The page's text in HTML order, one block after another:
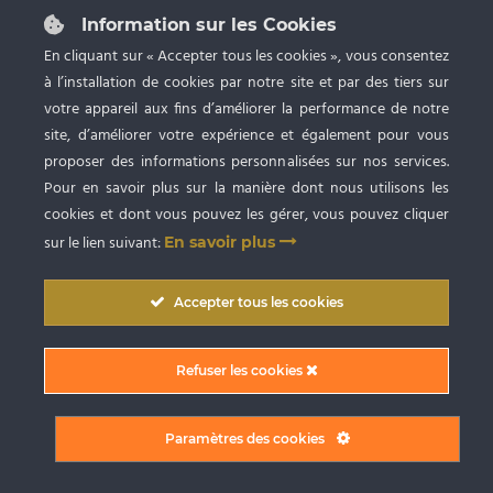
87 rue du Grand Faubourg 28000 CHARTRES
Ouvert du lundi au samedi de 9h à 20h
Spa privatif, Bronzage UV et Esthétiqueavec RDV
-2026 SARL BlueSpa Chartres. Tous droits réservés. |
Conception graphique et création du site internet par Digitivup
Conditions Générales de Vente (CGV)|Mentions Légales
Information sur les Cookies
En cliquant sur « Accepter tous les cookies », vous consentez
à l’installation de cookies par notre site et par des tiers sur
votre appareil aux fins d’améliorer la performance de notre
site, d’améliorer votre expérience et également pour vous
proposer des informations personnalisées sur nos services.
Pour en savoir plus sur la manière dont nous utilisons les
cookies et dont vous pouvez les gérer, vous pouvez cliquer
sur le lien suivant: En savoir plus
Accepter tous les cookies
Refuser les cookies
Paramètres des cookies